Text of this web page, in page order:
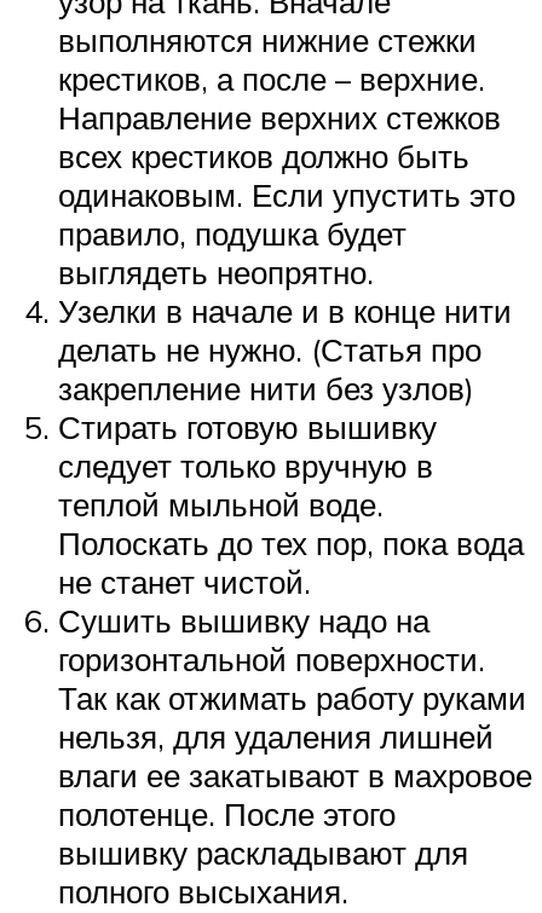
выполняются нижние стежки
крестиков, а после – верхние.
Направление верхних стежков
всех крестиков должно быть
одинаковым. Если упустить это
правило, подушка будет
выглядеть неопрятно.
Узелки в начале и в конце нити
делать не нужно. (Статья про
закрепление нити без узлов)
Стирать готовую вышивку
следует только вручную в
теплой мыльной воде.
Полоскать до тех пор, пока вода
не станет чистой.
Сушить вышивку надо на
горизонтальной поверхности.
Так как отжимать работу руками
нельзя, для удаления лишней
влаги ее закатывают в махровое
полотенце. После этого
вышивку раскладывают для
полного высыхания.